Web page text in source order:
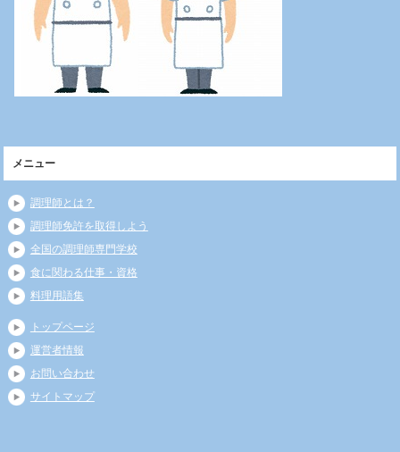
メニュー
調理師とは？
調理師免許を取得しよう
全国の調理師専門学校
食に関わる仕事・資格
料理用語集
トップページ
運営者情報
お問い合わせ
サイトマップ